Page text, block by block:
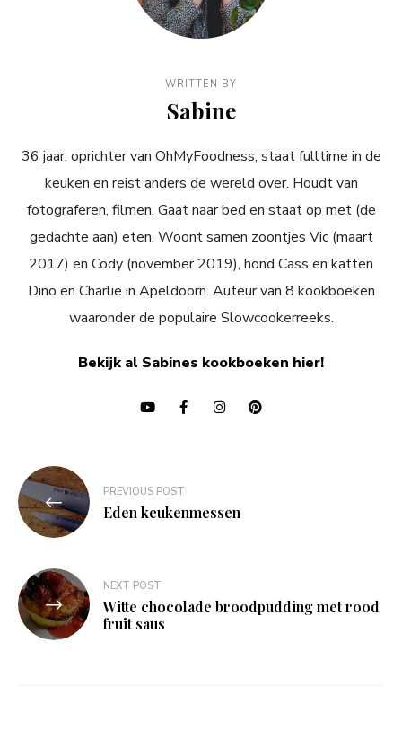
WRITTEN BY
Sabine
36 jaar, oprichter van OhMyFoodness, staat fulltime in de
keuken en reist anders de wereld over. Houdt van
fotograferen, filmen. Gaat naar bed en staat op met (de
gedachte aan) eten. Woont samen zoontjes Vic (maart
2017) en Cody (november 2019), hond Cass en katten
Dino en Charlie in Apeldoorn. Auteur van 8 kookboeken
waaronder de populaire Slowcookerreeks.
Bekijk al Sabines kookboeken hier!
Bericht
navigatie
PREVIOUS POST
Eden keukenmessen
NEXT POST
Witte chocolade broodpudding met rood
fruit saus